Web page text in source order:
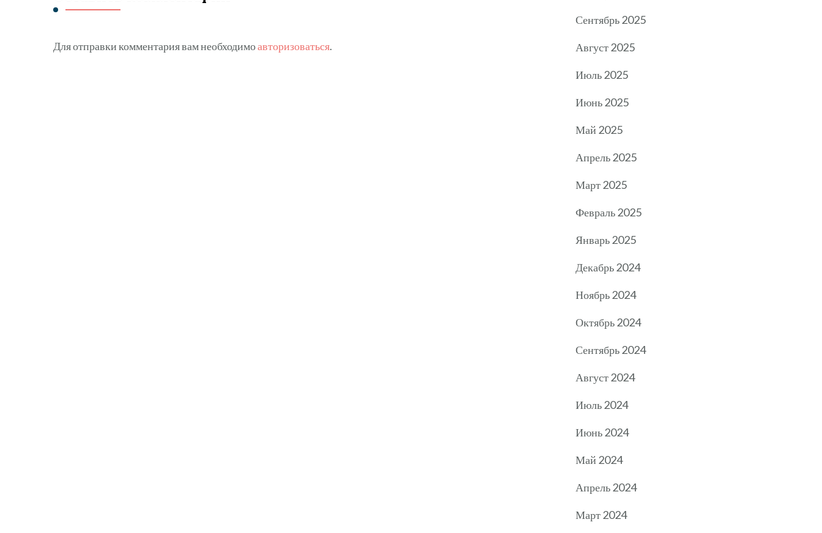
Для отправки комментария вам необходимоавторизоваться.
Сентябрь 2025
Август 2025
Июль 2025
Июнь 2025
Май 2025
Апрель 2025
Март 2025
Февраль 2025
Январь 2025
Декабрь 2024
Ноябрь 2024
Октябрь 2024
Сентябрь 2024
Август 2024
Июль 2024
Июнь 2024
Май 2024
Апрель 2024
Март 2024